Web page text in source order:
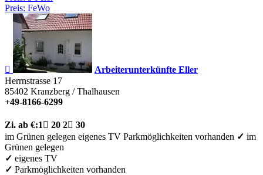
Preis: FeWo

Arbeiterunterkünfte Eller
Herrnstrasse 17
85402 Kranzberg / Thalhausen
+49-8166-6299
Zi. ab €:1  20 2 30
im Grünen gelegen eigenes TV Parkmöglichkeiten vorhanden ✓ im
Grünen gelegen
✓ eigenes TV
✓ Parkmöglichkeiten vorhanden